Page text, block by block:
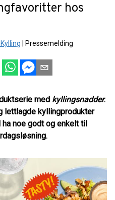
hos
Pressemelding
med kyllingsnadder.
lettlagde kyllingprodukter
noe godt og enkelt til